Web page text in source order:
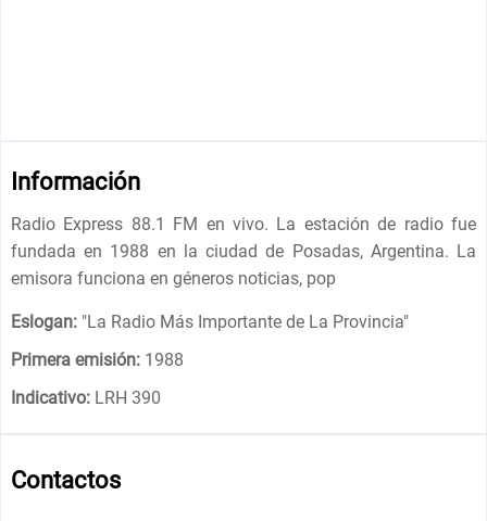
Información
Radio Express 88.1 FM en vivo. La estación de radio fue
fundada en 1988 en la ciudad de Posadas, Argentina. La
emisora funciona en géneros noticias, pop
Eslogan: "La Radio Más Importante de La Provincia"
Primera emisión: 1988
Indicativo: LRH 390
Contactos